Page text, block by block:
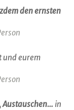
den ernsten
und eurem
Austauschen… in